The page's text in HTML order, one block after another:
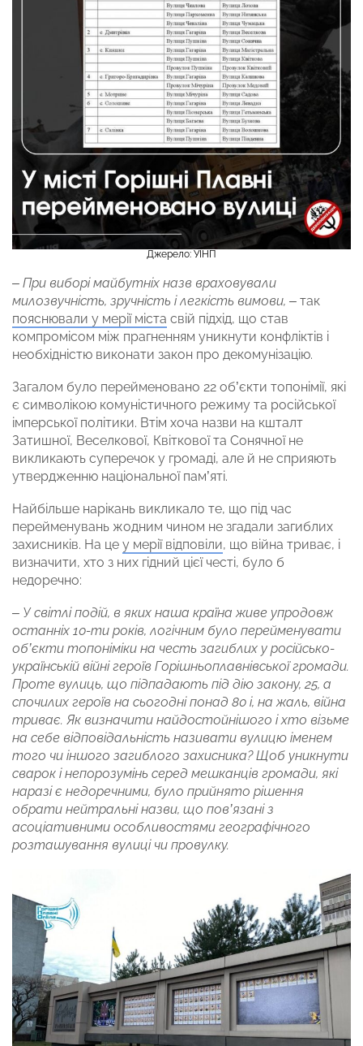
Джерело: УІНП
– При виборі майбутніх назв враховували
милозвучність, зручність і легкість вимови, – так
пояснювали у мерії міста свій підхід, що став
компромісом між прагненням уникнути конфліктів і
необхідністю виконати закон про декомунізацію.
Загалом було перейменовано 22 об’єкти топонімії, які
є символікою комуністичного режиму та російської
імперської політики. Втім хоча назви на кшталт
Затишної, Веселкової, Квіткової та Сонячної не
викликають суперечок у громаді, але й не сприяють
утвердженню національної пам’яті.
Найбільше нарікань викликало те, що під час
перейменувань жодним чином не згадали загиблих
захисників. На це у мерії відповіли, що війна триває, і
визначити, хто з них гідний цієї честі, було б
недоречно:
– У світлі подій, в яких наша країна живе упродовж
останніх 10-ти років, логічним було перейменувати
об’єкти топоніміки на честь загиблих у російсько-
українській війні героїв Горішньоплавнівської громади.
Проте вулиць, що підпадають під дію закону, 25, а
спочилих героїв на сьогодні понад 80 і, на жаль, війна
триває. Як визначити найдостойнішого і хто візьме
на себе відповідальність називати вулицю іменем
того чи іншого загиблого захисника? Щоб уникнути
сварок і непорозумінь серед мешканців громади, які
наразі є недоречними, було прийнято рішення
обрати нейтральні назви, що пов’язані з
асоціативними особливостями географічного
розташування вулиці чи провулку.